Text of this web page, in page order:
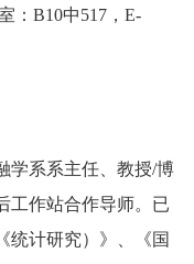
：B10中517，E-
学系系主任、教授/博
工作站合作导师。已
统计研究）》、《国